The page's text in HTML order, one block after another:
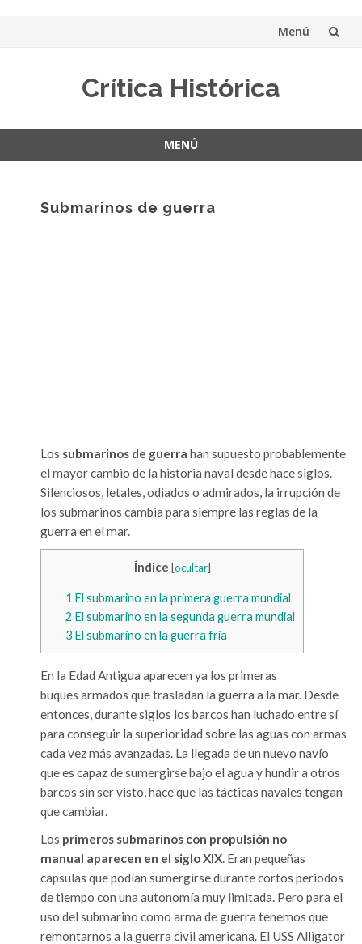
Menú
Crítica Histórica
MENÚ
contenidoSubmarinos de guerra
Los submarinos de guerra han supuesto probablemente
el mayor cambio de la historia naval desde hace siglos.
Silenciosos, letales, odiados o admirados, la irrupción de
los submarinos cambia para siempre las reglas de la
guerra en el mar.
Índice [ocultar]
1 El submarino en la primera guerra mundial
2 El submarino en la segunda guerra mundial
3 El submarino en la guerra fria
En la Edad Antigua aparecen ya los primeras
buques armados que trasladan la guerra a la mar. Desde
entonces, durante siglos los barcos han luchado entre sí
para conseguir la superioridad sobre las aguas con armas
cada vez más avanzadas. La llegada de un nuevo navío
que es capaz de sumergirse bajo el agua y hundir a otros
barcos sin ser visto, hace que las tácticas navales tengan
que cambiar.
Los primeros submarinos con propulsión no
manual aparecen en el siglo XIX. Eran pequeñas
capsulas que podían sumergirse durante cortos periodos
de tiempo con una autonomía muy limitada. Pero para el
uso del submarino como arma de guerra tenemos que
remontarnos a la guerra civil americana. El USS Alligator